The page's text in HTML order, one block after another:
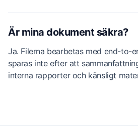
Är mina dokument säkra?
Ja. Filerna bearbetas med end-to-
sparas inte efter att
interna rapporter och känsligt